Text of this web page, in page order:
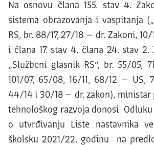
Na osnovu člana 155. stav 4.
sistema obrazovanja i vaspitanja
RS, br. 88/17, 27/18 – dr. Zakoni,
i člana 17. stav 4. člana 24. stav 2.
„Službeni glasnik RS“, br. 55/05,
101/07, 65/08, 16/11, 68/12 – US,
44/14 i 30/18 – dr. zakon), ministar
tehnološkog razvoja donosi
o utvrđivanju Liste nastavnika
školsku 2021/22. godinu na